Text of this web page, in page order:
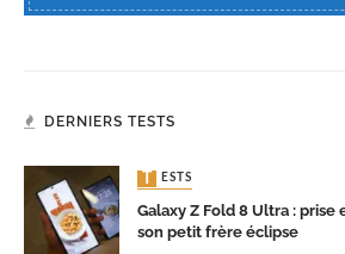
DERNIERS TESTS
TESTS
Galaxy Z Fold 8 Ultra :
son petit frère éclipse